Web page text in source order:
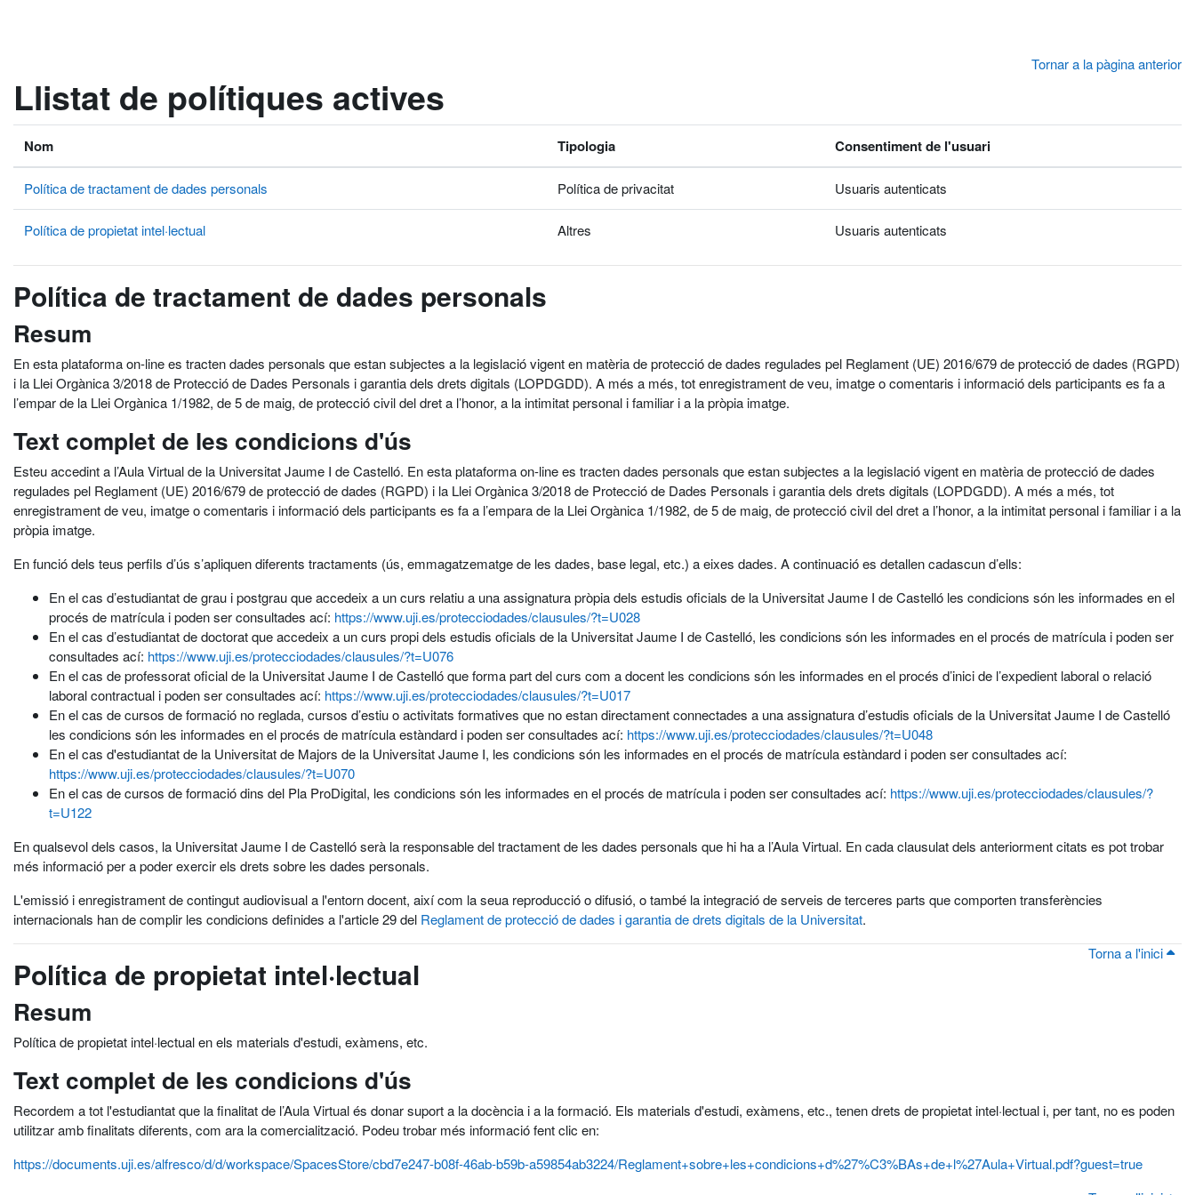
Tornar a la pàgina anterior
Llistat de polítiques actives
Nom Tipologia Consentiment de l'usuari
Política de tractament de dades personals Política de privacitat Usuaris autenticats
Política de propietat intel·lectual Altres Usuaris autenticats
Política de tractament de dades personals
Resum
En esta plataforma on-line es tracten dades personals que estan subjectes a la legislació vigent en matèria de protecció de dades regulades pel Reglament (UE) 2016/679 de protecció de dades (RGPD)
i la Llei Orgànica 3/2018 de Protecció de Dades Personals i garantia dels drets digitals (LOPDGDD). A més a més, tot enregistrament de veu, imatge o comentaris i informació dels participants es fa a
l’empar de la Llei Orgànica 1/1982, de 5 de maig, de protecció civil del dret a l’honor, a la intimitat personal i familiar i a la pròpia imatge.
Text complet de les condicions d'ús
Esteu accedint a l’Aula Virtual de la Universitat Jaume I de Castelló. En esta plataforma on-line es tracten dades personals que estan subjectes a la legislació vigent en matèria de protecció de dades
regulades pel Reglament (UE) 2016/679 de protecció de dades (RGPD) i la Llei Orgànica 3/2018 de Protecció de Dades Personals i garantia dels drets digitals (LOPDGDD). A més a més, tot
enregistrament de veu, imatge o comentaris i informació dels participants es fa a l’empara de la Llei Orgànica 1/1982, de 5 de maig, de protecció civil del dret a l’honor, a la intimitat personal i familiar i a la
pròpia imatge.
En funció dels teus perfils d’ús s’apliquen diferents tractaments (ús, emmagatzematge de les dades, base legal, etc.) a eixes dades. A continuació es detallen cadascun d’ells:
En el cas d’estudiantat de grau i postgrau que accedeix a un curs relatiu a una assignatura pròpia dels estudis oficials de la Universitat Jaume I de Castelló les condicions són les informades en el
procés de matrícula i poden ser consultades ací: https://www.uji.es/protecciodades/clausules/?t=U028
En el cas d’estudiantat de doctorat que accedeix a un curs propi dels estudis oficials de la Universitat Jaume I de Castelló, les condicions són les informades en el procés de matrícula i poden ser
consultades ací: https://www.uji.es/protecciodades/clausules/?t=U076
En el cas de professorat oficial de la Universitat Jaume I de Castelló que forma part del curs com a docent les condicions són les informades en el procés d’inici de l’expedient laboral o relació
laboral contractual i poden ser consultades ací: https://www.uji.es/protecciodades/clausules/?t=U017
En el cas de cursos de formació no reglada, cursos d’estiu o activitats formatives que no estan directament connectades a una assignatura d’estudis oficials de la Universitat Jaume I de Castelló
les condicions són les informades en el procés de matrícula estàndard i poden ser consultades ací: https://www.uji.es/protecciodades/clausules/?t=U048
En el cas d'estudiantat de la Universitat de Majors de la Universitat Jaume I, les condicions són les informades en el procés de matrícula estàndard i poden ser consultades ací:
https://www.uji.es/protecciodades/clausules/?t=U070
En el cas de cursos de formació dins del Pla ProDigital, les condicions són les informades en el procés de matrícula i poden ser consultades ací: https://www.uji.es/protecciodades/clausules/?
t=U122
En qualsevol dels casos, la Universitat Jaume I de Castelló serà la responsable del tractament de les dades personals que hi ha a l’Aula Virtual. En cada clausulat dels anteriorment citats es pot trobar
més informació per a poder exercir els drets sobre les dades personals.
L'emissió i enregistrament de contingut audiovisual a l'entorn docent, així com la seua reproducció o difusió, o també la integració de serveis de terceres parts que comporten transferències
internacionals han de complir les condicions definides a l'article 29 del Reglament de protecció de dades i garantia de drets digitals de la Universitat.
Torna a l'inici
Política de propietat intel·lectual
Resum
Política de propietat intel·lectual en els materials d'estudi, exàmens, etc.
Text complet de les condicions d'ús
Recordem a tot l'estudiantat que la finalitat de l’Aula Virtual és donar suport a la docència i a la formació. Els materials d'estudi, exàmens, etc., tenen drets de propietat intel·lectual i, per tant, no es poden
utilitzar amb finalitats diferents, com ara la comercialització. Podeu trobar més informació fent clic en:
https://documents.uji.es/alfresco/d/d/workspace/SpacesStore/cbd7e247-b08f-46ab-b59b-a59854ab3224/Reglament+sobre+les+condicions+d%27%C3%BAs+de+l%27Aula+Virtual.pdf?guest=true